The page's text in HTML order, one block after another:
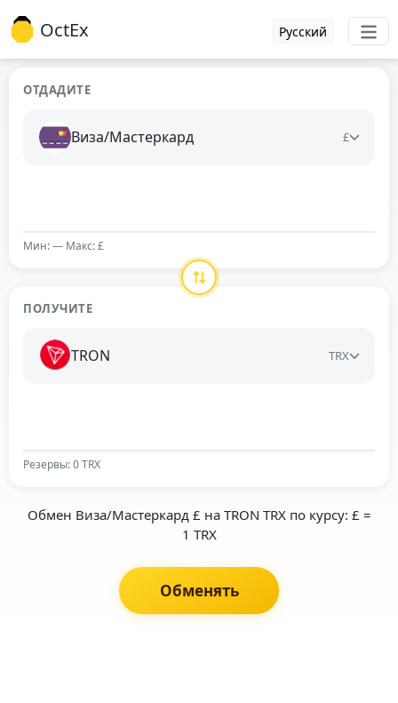
OctEx Русский
ОТДАДИТЕ
Виза/Мастеркард £
Мин: — Макс: £
ПОЛУЧИТЕ
TRON TRX
Резервы: 0 TRX
Обмен Виза/Мастеркард £ на TRON TRX по курсу: £ =
1 TRX
Обменять